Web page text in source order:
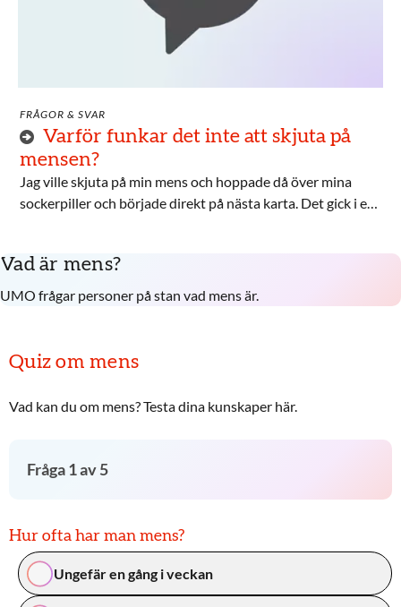
FRÅGOR & SVAR
Varför funkar det inte att skjuta på
mensen?
Jag ville skjuta på min mens och hoppade då över mina
sockerpiller och började direkt på nästa karta. Det gick i en
Vad är mens?
UMO frågar personer på stan vad mens är.
Quiz om mens
Vad kan du om mens? Testa dina kunskaper här.
Fråga1av5
Hur ofta har man mens?
Ungefär en gång i veckan